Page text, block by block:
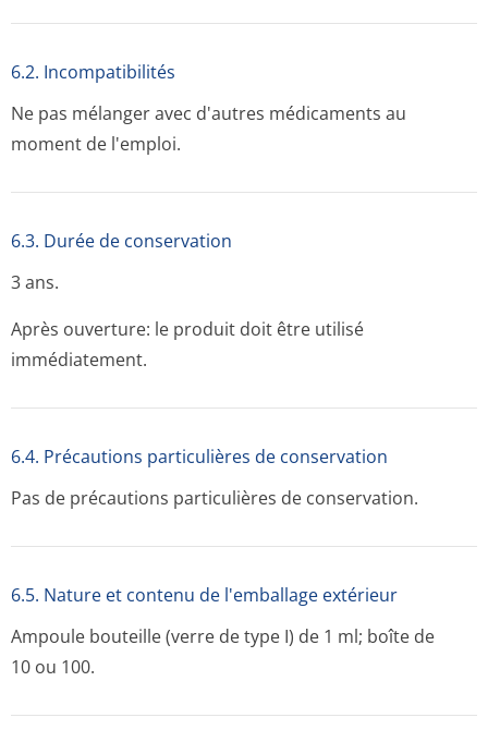
6.2. Incompati­bilités
Ne pas mélanger avec d'autres médicaments au
moment de l'emploi.
6.3. Durée de conservation
3 ans.
Après ouverture: le produit doit être utilisé
immédiatement.
6.4. Précautions particulières de conservation
Pas de précautions particulières de conservation.
6.5. Nature et contenu de l'emballage extérieur
Ampoule bouteille (verre de type I) de 1 ml; boîte de
10 ou 100.